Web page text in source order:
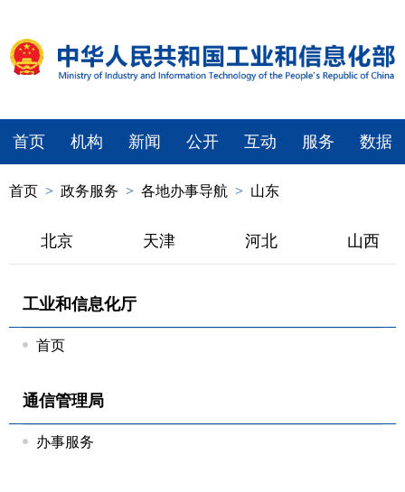
首页 机构 新闻 公开 互动 服务 数据
首页 > 政务服务 > 各地办事导航 > 山东
北京 天津 河北 山西
工业和信息化厅
首页
通信管理局
办事服务